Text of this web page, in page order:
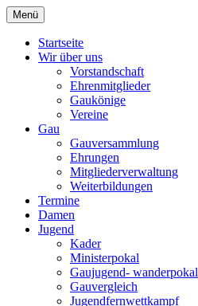
Zum
Inhalt
springen
Schützengau Simbach
Menü
Startseite
Wir über uns
Vorstandschaft
Ehrenmitglieder
Gaukönige
Vereine
Gau
Gauversammlung
Ehrungen
Mitgliederverwaltung
Weiterbildungen
Termine
Damen
Jugend
Kader
Ministerpokal
Gaujugend- wanderpokal
Gauvergleich
Jugendfernwettkampf